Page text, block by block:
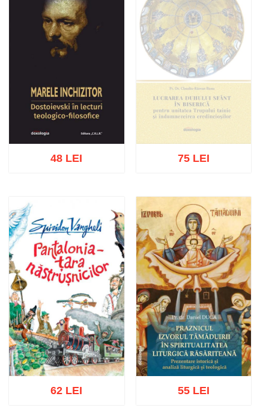
Adaugă în coș
48 LEI
Stoc epuizat
75 LEI
62 LEI 55 LEI